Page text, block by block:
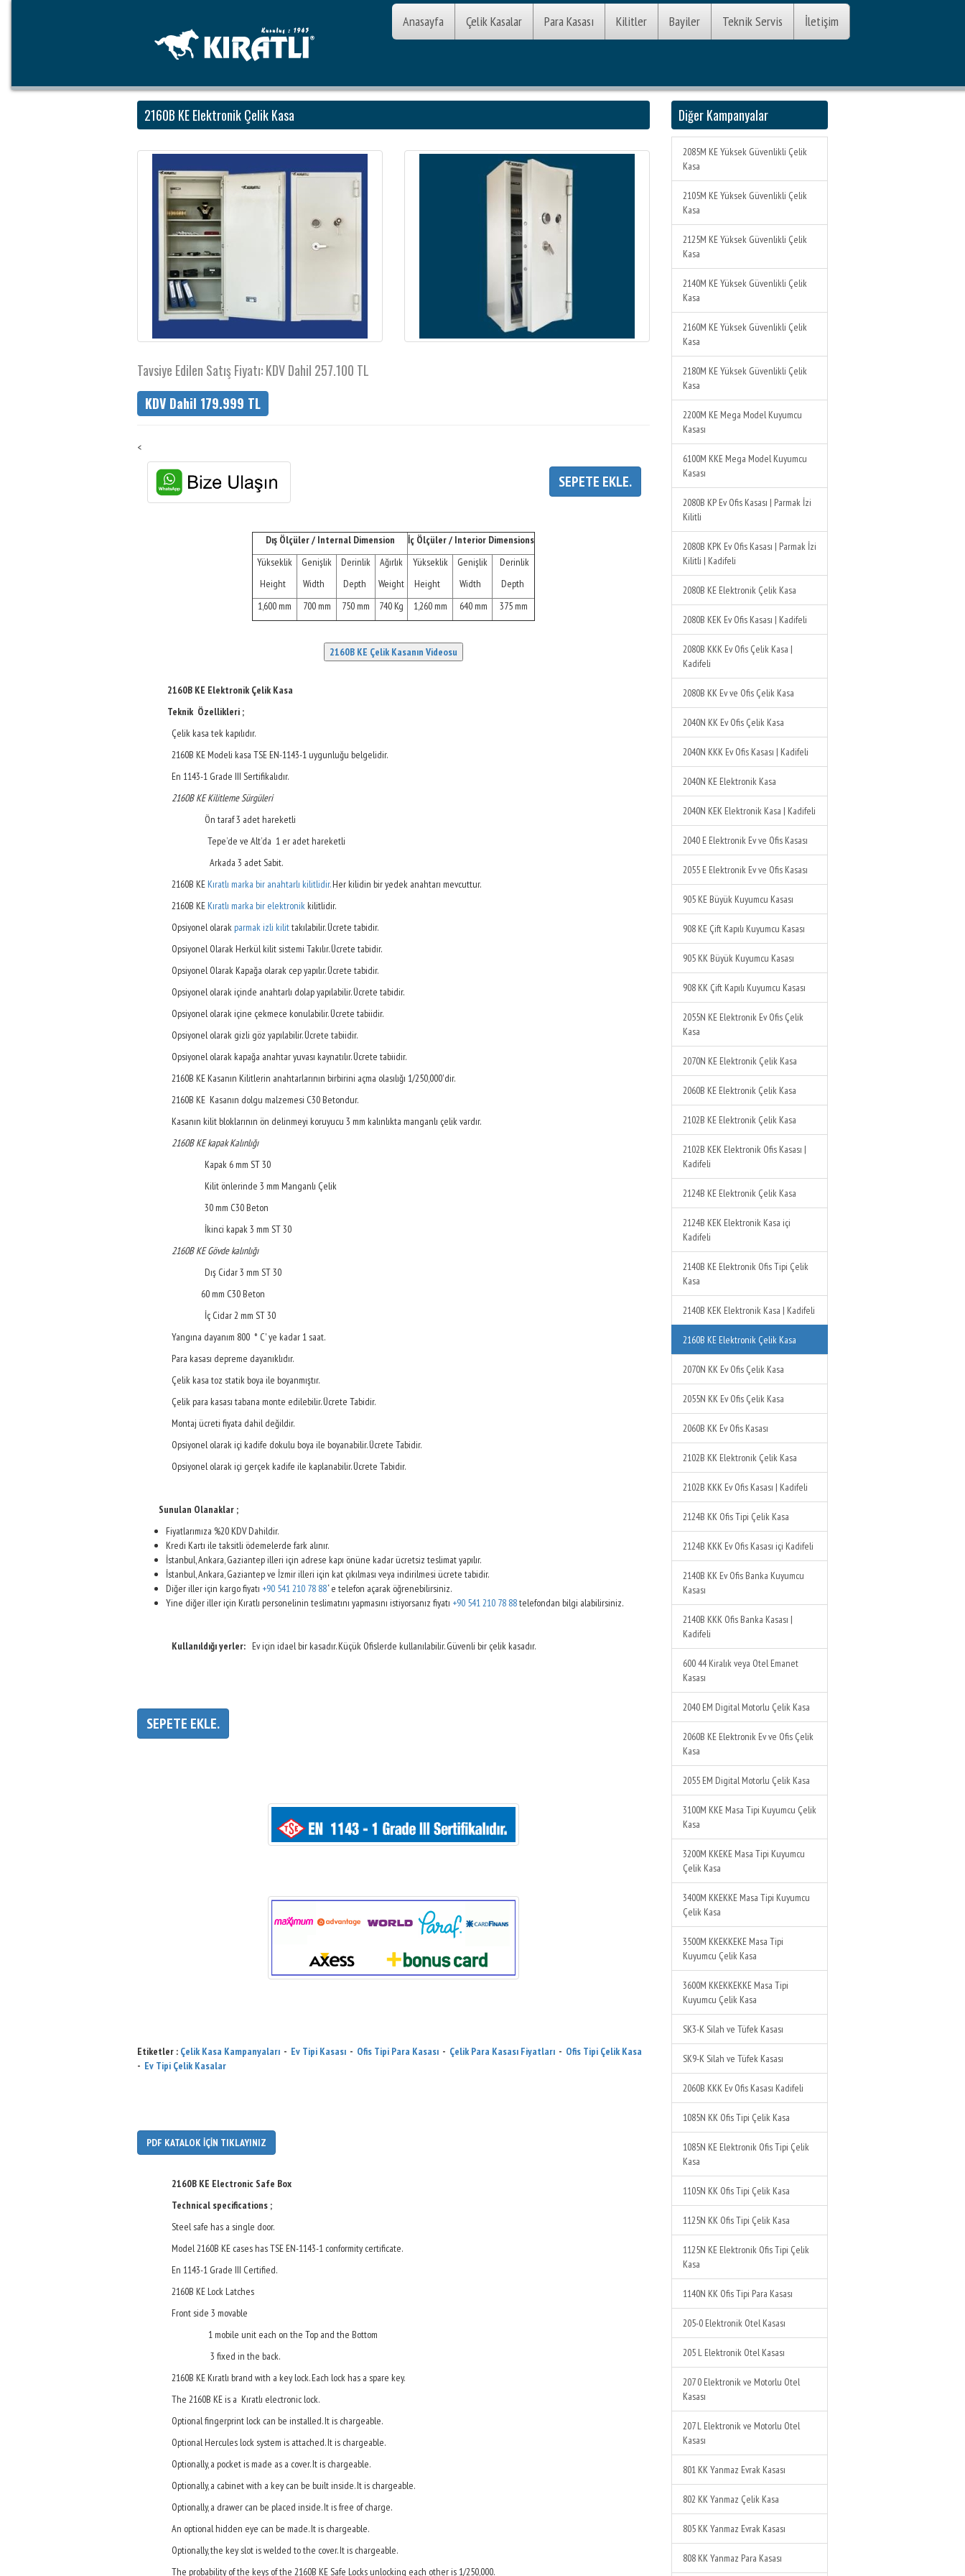
Anasayfa Çelik Kasalar Para Kasası Kilitler Bayiler Teknik Servis İletişim
2160B KE Elektronik Çelik Kasa
Tavsiye Edilen Satış Fiyatı: KDV Dahil 257.100 TL
KDV Dahil 179.999 TL
<
SEPETE EKLE.
Dış Ölçüler / Internal Dimension
İç Ölçüler / Interior Dimensions
Yükseklik
Height
Genişlik
Width
Derinlik
Depth
Ağırlık
Weight
Yükseklik
Height
Genişlik
Width
Derinlik
Depth
1,600 mm
700 mm 750 mm 740 Kg 1,260 mm 640 mm 375 mm
2160B KE Çelik Kasanın Videosu
2160B KE Elektronik Çelik Kasa
Teknik Özellikleri ;
Çelik kasa tek kapılıdır.
2160B KE Modeli kasa TSE EN-1143-1 uygunluğu belgelidir.
En 1143-1 Grade III Sertifikalıdır.
2160B KE Kilitleme Sürgüleri
Ön taraf 3 adet hareketli
Tepe’de ve Alt’da 1 er adet hareketli
Arkada 3 adet Sabit.
2160B KE Kıratlı marka bir anahtarlı kilitlidir.Her kilidin bir yedek anahtarı mevcuttur.
2160B KE Kıratlı marka bir elektronik kilitlidir.
Opsiyonel olarak parmak izli kilittakılabilir. Ücrete tabidir.
Opsiyonel Olarak Herkül kilit sistemi Takılır. Ücrete tabidir.
Opsiyonel Olarak Kapağa olarak cep yapılır. Ücrete tabidir.
Opsiyonel olarak içinde anahtarlı dolap yapılabilir. Ücrete tabidir.
Opsiyonel olarak içine çekmece konulabilir. Ücrete tabiidir.
Opsiyonel olarak gizli göz yapılabilir. Ücrete tabiidir.
Opsiyonel olarak kapağa anahtar yuvası kaynatılır. Ücrete tabiidir.
2160B KE Kasanın Kilitlerin anahtarlarının birbirini açma olasılığı 1/250,000'dir.
2160B KE Kasanın dolgu malzemesi C30 Betondur.
Kasanın kilit bloklarının ön delinmeyi koruyucu 3 mm kalınlıkta manganlı çelik vardır.
2160B KE kapak Kalınlığı
Kapak 6 mm ST 30
Kilit önlerinde 3 mm Manganlı Çelik
30 mm C30 Beton
İkinci kapak 3 mm ST 30
2160B KE Gövde kalınlığı
Dış Cidar 3 mm ST 30
60 mm C30 Beton
İç Cidar 2 mm ST 30
Yangına dayanım 800 ° C' ye kadar 1 saat.
Para kasası depreme dayanıklıdır.
Çelik kasa toz statik boya ile boyanmıştır.
Çelik para kasası tabana monte edilebilir. Ücrete Tabidir.
Montaj ücreti fiyata dahil değildir.
Opsiyonel olarak içi kadife dokulu boya ile boyanabilir. Ücrete Tabidir.
Opsiyonel olarak içi gerçek kadife ile kaplanabilir. Ücrete Tabidir.
Sunulan Olanaklar ;
Fiyatlarımıza %20 KDV Dahildir.
Kredi Kartı ile taksitli ödemelerde fark alınır.
İstanbul, Ankara, Gaziantep illeri için adrese kapı önüne kadar ücretsiz teslimat yapılır.
İstanbul, Ankara, Gaziantep ve İzmir illeri için kat çıkılması veya indirilmesi ücrete tabidir.
Diğer iller için kargo fiyatı +90 541 210 78 88‘ e telefon açarak öğrenebilirsiniz.
Yine diğer iller için Kıratlı personelinin teslimatını yapmasını istiyorsanız fiyatı +90 541 210 78 88telefondan bilgi alabilirsiniz.
Kullanıldığı yerler: Ev için idael bir kasadır. Küçük Ofislerde kullanılabilir. Güvenli bir çelik kasadır.
SEPETE EKLE.
Etiketler : Çelik Kasa Kampanyaları - Ev Tipi Kasası - Ofis Tipi Para Kasası - Çelik Para Kasası Fiyatları - Ofis Tipi Çelik Kasa
- Ev Tipi Çelik Kasalar
PDF KATALOK İÇİN TIKLAYINIZ
2160B KE Electronic Safe Box
Technical specifications ;
Steel safe has a single door.
Model 2160B KE cases has TSE EN-1143-1 conformity certificate.
En 1143-1 Grade III Certified.
2160B KE Lock Latches
Front side 3 movable
1 mobile unit each on the Top and the Bottom
3 fixed in the back.
2160B KE Kıratlı brand with a key lock. Each lock has a spare key.
The 2160B KE is a Kıratlı electronic lock.
Optional fingerprint lock can be installed. It is chargeable.
Optional Hercules lock system is attached. It is chargeable.
Optionally, a pocket is made as a cover. It is chargeable.
Optionally, a cabinet with a key can be built inside. It is chargeable.
Optionally, a drawer can be placed inside. It is free of charge.
An optional hidden eye can be made. It is chargeable.
Optionally, the key slot is welded to the cover. It is chargeable.
The probability of the keys of the 2160B KE Safe Locks unlocking each other is 1/250,000.
Diğer Kampanyalar
2085M KE Yüksek Güvenlikli Çelik
Kasa
2105M KE Yüksek Güvenlikli Çelik
Kasa
2125M KE Yüksek Güvenlikli Çelik
Kasa
2140M KE Yüksek Güvenlikli Çelik
Kasa
2160M KE Yüksek Güvenlikli Çelik
Kasa
2180M KE Yüksek Güvenlikli Çelik
Kasa
2200M KE Mega Model Kuyumcu
Kasası
6100M KKE Mega Model Kuyumcu
Kasası
2080B KP Ev Ofis Kasası | Parmak İzi
Kilitli
2080B KPK Ev Ofis Kasası | Parmak İzi
Kilitli | Kadifeli
2080B KE Elektronik Çelik Kasa
2080B KEK Ev Ofis Kasası | Kadifeli
2080B KKK Ev Ofis Çelik Kasa |
Kadifeli
2080B KK Ev ve Ofis Çelik Kasa
2040N KK Ev Ofis Çelik Kasa
2040N KKK Ev Ofis Kasası | Kadifeli
2040N KE Elektronik Kasa
2040N KEK Elektronik Kasa | Kadifeli
2040 E Elektronik Ev ve Ofis Kasası
2055 E Elektronik Ev ve Ofis Kasası
905 KE Büyük Kuyumcu Kasası
908 KE Çift Kapılı Kuyumcu Kasası
905 KK Büyük Kuyumcu Kasası
908 KK Çift Kapılı Kuyumcu Kasası
2055N KE Elektronik Ev Ofis Çelik
Kasa
2070N KE Elektronik Çelik Kasa
2060B KE Elektronik Çelik Kasa
2102B KE Elektronik Çelik Kasa
2102B KEK Elektronik Ofis Kasası |
Kadifeli
2124B KE Elektronik Çelik Kasa
2124B KEK Elektronik Kasa içi
Kadifeli
2140B KE Elektronik Ofis Tipi Çelik
Kasa
2140B KEK Elektronik Kasa | Kadifeli
2160B KE Elektronik Çelik Kasa
2070N KK Ev Ofis Çelik Kasa
2055N KK Ev Ofis Çelik Kasa
2060B KK Ev Ofis Kasası
2102B KK Elektronik Çelik Kasa
2102B KKK Ev Ofis Kasası | Kadifeli
2124B KK Ofis Tipi Çelik Kasa
2124B KKK Ev Ofis Kasası içi Kadifeli
2140B KK Ev Ofis Banka Kuyumcu
Kasası
2140B KKK Ofis Banka Kasası |
Kadifeli
600 44 Kiralık veya Otel Emanet
Kasası
2040 EM Digital Motorlu Çelik Kasa
2060B KE Elektronik Ev ve Ofis Çelik
Kasa
2055 EM Digital Motorlu Çelik Kasa
3100M KKE Masa Tipi Kuyumcu Çelik
Kasa
3200M KKEKE Masa Tipi Kuyumcu
Çelik Kasa
3400M KKEKKE Masa Tipi Kuyumcu
Çelik Kasa
3500M KKEKKEKE Masa Tipi
Kuyumcu Çelik Kasa
3600M KKEKKEKKE Masa Tipi
Kuyumcu Çelik Kasa
SK3-K Silah ve Tüfek Kasası
SK9-K Silah ve Tüfek Kasası
2060B KKK Ev Ofis Kasası Kadifeli
1085N KK Ofis Tipi Çelik Kasa
1085N KE Elektronik Ofis Tipi Çelik
Kasa
1105N KK Ofis Tipi Çelik Kasa
1125N KK Ofis Tipi Çelik Kasa
1125N KE Elektronik Ofis Tipi Çelik
Kasa
1140N KK Ofis Tipi Para Kasası
205-0 Elektronik Otel Kasası
205 L Elektronik Otel Kasası
207 0 Elektronik ve Motorlu Otel
Kasası
207 L Elektronik ve Motorlu Otel
Kasası
801 KK Yanmaz Evrak Kasası
802 KK Yanmaz Çelik Kasa
805 KK Yanmaz Evrak Kasası
808 KK Yanmaz Para Kasası